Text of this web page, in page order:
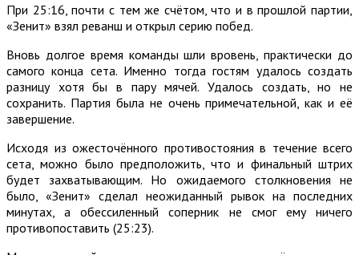
При 25:16, почти с тем же счётом, что и в прошлой партии,
«Зенит» взял реванш и открыл серию побед.
Вновь долгое время команды шли вровень, практически до
самого конца сета. Именно тогда гостям удалось создать
разницу хотя бы в пару мячей. Удалось создать, но не
сохранить. Партия была не очень примечательной, как и её
завершение.
Исходя из ожесточённого противостояния в течение всего
сета, можно было предположить, что и финальный штрих
будет захватывающим. Но ожидаемого столкновения не
было, «Зенит» сделал неожиданный рывок на последних
минутах, а обессиленный соперник не смог ему ничего
противопоставить (25:23).